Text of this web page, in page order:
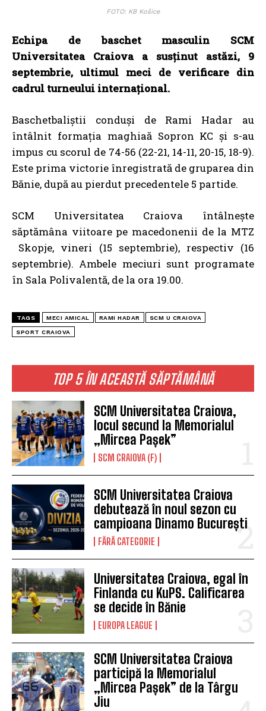
TOP 5 ÎN ACEASTĂ SĂPTĂMÂNĂ
SCM Universitatea Craiova,
locul secund la Memorialul
„Mircea Pașek”
SCM CRAIOVA (F)
SCM Universitatea Craiova
debutează în noul sezon cu
campioana Dinamo București
FĂRĂ CATEGORIE
Universitatea Craiova, egal în
Finlanda cu KuPS. Calificarea
se decide în Bănie
EUROPA LEAGUE
SCM Universitatea Craiova
participă la Memorialul
„Mircea Pașek” de la Târgu
Jiu
FOTO: KB Košice
Echipa de baschet masculin SCM
Universitatea Craiova a susținut astăzi, 9
septembrie, ultimul meci de verificare din
cadrul turneului internațional.
Baschetbaliștii conduși de Rami Hadar au
întâlnit formația maghiaă Sopron KC și s-au
impus cu scorul de 74-56 (22-21, 14-11, 20-15, 18-9).
Este prima victorie înregistrată de gruparea din
Bănie, după au pierdut precedentele 5 partide.
SCM Universitatea Craiova întâlnește
săptămâna viitoare pe macedonenii de la MTZ
Skopje, vineri (15 septembrie), respectiv (16
septembrie). Ambele meciuri sunt programate
în Sala Polivalentă, de la ora 19.00.
TAGS MECI AMICAL RAMI HADAR SCM U CRAIOVA
SPORT CRAIOVA